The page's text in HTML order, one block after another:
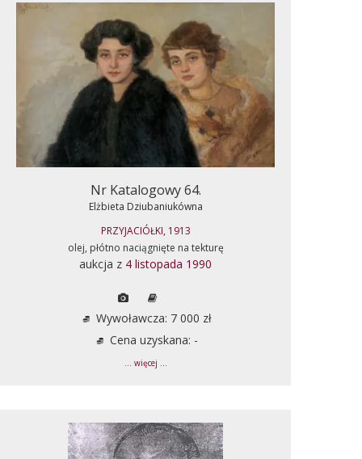
Nr Katalogowy 64.
Elżbieta Dziubaniukówna
PRZYJACIÓŁKI, 1913
olej, płótno naciągnięte na tekturę
aukcja z 4 listopada 1990
Wywoławcza: 7 000 zł
Cena uzyskana: -
... więcej ...